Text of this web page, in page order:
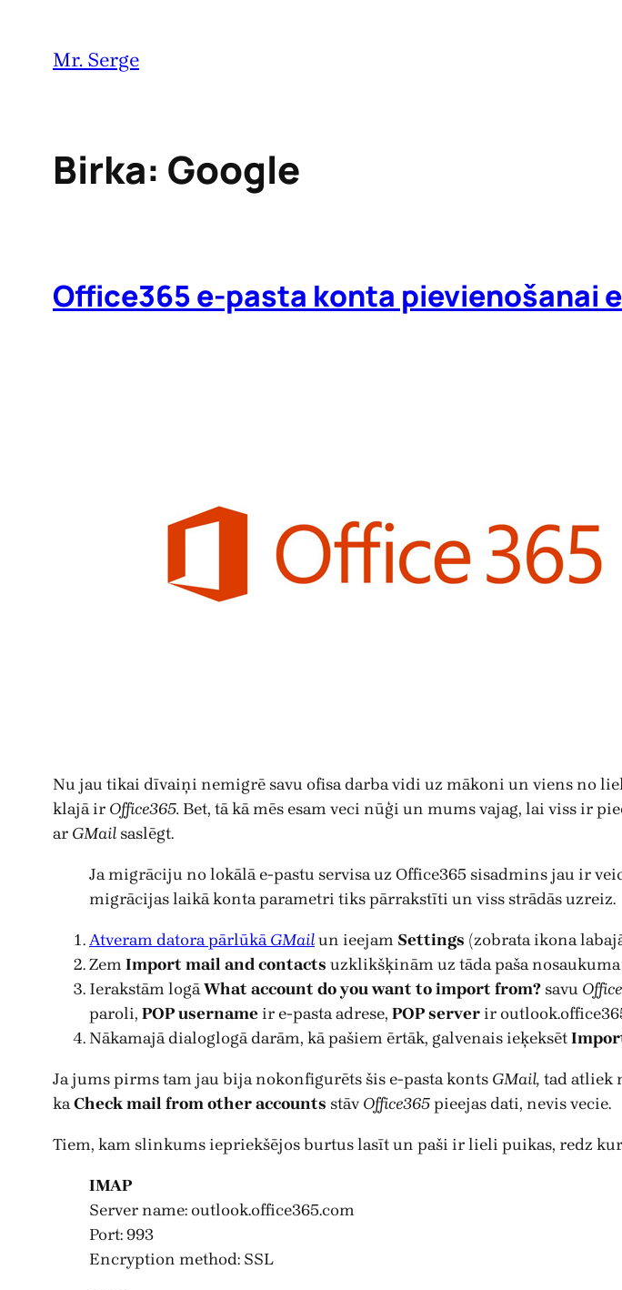
Mr. Serge
Birka: Google
Office365 e-pasta konta pievienošanai
Nu jau tikai dīvaiņi nemigrē savu ofisa darba vidi uz mākoni un viens no
klajā ir Office365. Bet, tā kā mēs esam veci nūģi un mums vajag, lai viss ir
ar GMailsaslēgt.
Ja migrāciju no lokālā e-pastu servisa uz Office365 sisadmins jau ir
migrācijas laikā konta parametri tiks pārrakstīti un viss strādās uzreiz.
Atveram datora pārlūkāGMailun ieejam Settings (zobrata ikona
ZemImport mail and contacts uzklikšķinām uz tāda paša nosaukuma
Ierakstām logāWhat account do you want to import from?savu
paroli, POP usernameir e-pasta adrese, POP serverir
Nākamajā dialoglogā darām, kā pašiem ērtāk, galvenais ieķeksēt
Ja jums pirms tam jau bija nokonfigurēts šis e-pasta konts GMail, tad atliek
kaCheck mail from other accounts stāv Office365pieejas dati, nevis vecie.
Tiem, kam slinkums iepriekšējos burtus lasīt un paši ir lieli puikas, redz
IMAP
Server name: outlook.office365.com
Port: 993
Encryption method: SSL